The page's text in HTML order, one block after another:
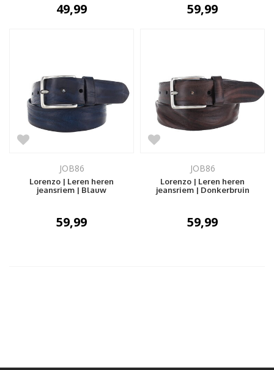
49,99 59,99
JOB86
Lorenzo | Leren heren
jeansriem | Blauw
59,99
JOB86
Lorenzo | Leren heren
jeansriem | Donkerbruin
59,99